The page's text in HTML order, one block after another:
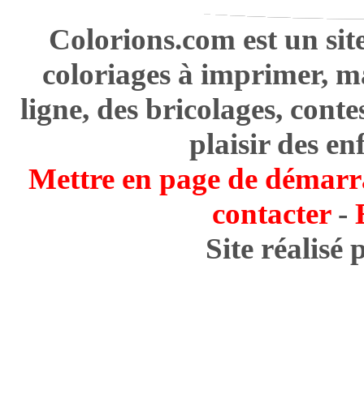
Colorions.com est un
coloriages à imprimer,
ligne, des bricolages,
plaisir des
Mettre en page de
contacter-
Site réalisé